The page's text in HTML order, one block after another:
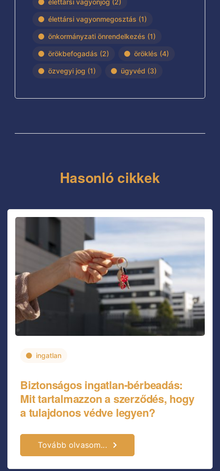
élettársi vagyonjog (2)
élettársi vagyonmegosztás (1)
önkormányzati önrendelkezés (1)
örökbefogadás (2) öröklés (4)
özvegyi jog (1) ügyvéd (3)
Hasonló cikkek
ingatlan
Biztonságos ingatlan-bérbeadás:
Mit tartalmazzon a szerződés, hogy
a tulajdonos védve legyen?
Tovább olvasom...